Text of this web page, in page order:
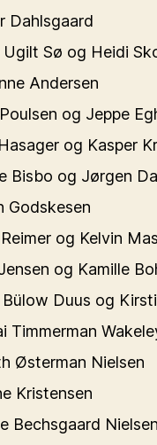
Dahlsgaard
Ugilt Sø og Heidi
Andersen
og Jeppe
og Kasper
Bisbo og Jørgen
Godskesen
og Kelvin
og Kamille
Duus og
Timmerman
Østerman Nielsen
Kristensen
Bechsgaard Nielsen